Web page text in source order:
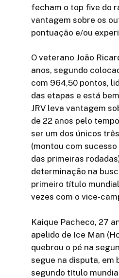
fecham o top five do
vantagem sobre os
pontuação e/ou
O veterano João
anos, segundo
com 964,50 pontos,
das etapas e está
JRV leva vantagem
de 22 anos pelo
ser um dos únicos
(montou com
das primeiras
determinação na
primeiro título
vezes com o vice-
Kaique Pacheco, 27
apelido de Ice Man
quebrou o pé na
segue na disputa, em
segundo título